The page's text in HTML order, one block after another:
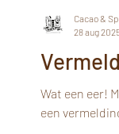
Wat een eer!
een
Cacao &
28 aug